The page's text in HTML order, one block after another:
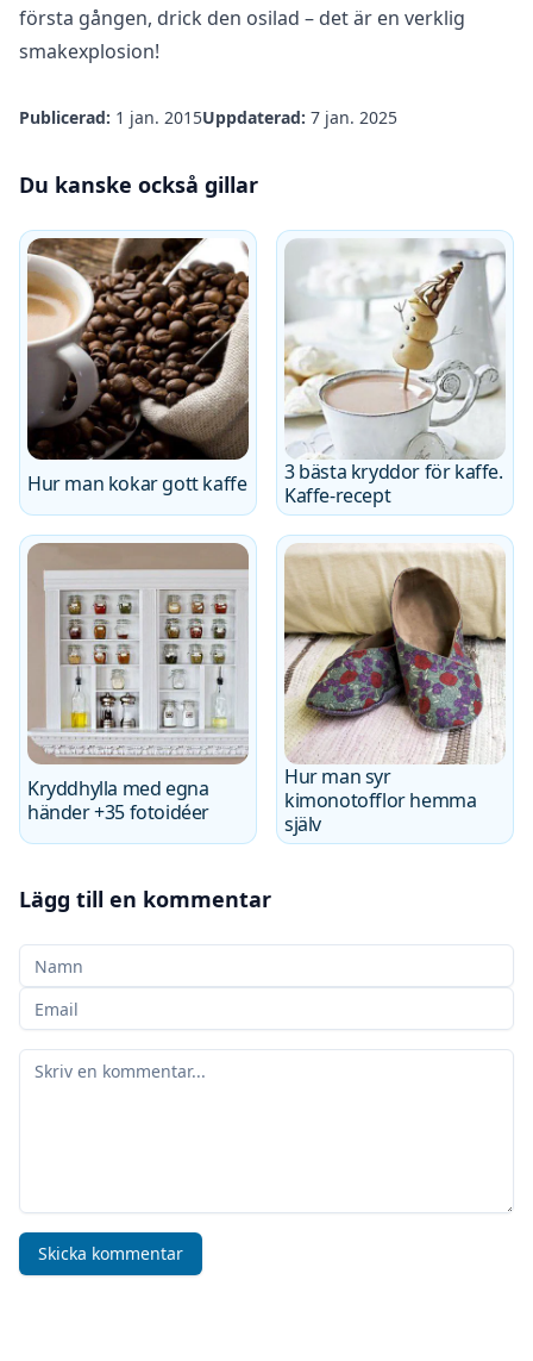
första gången, drick den osilad – det är en verklig
smakexplosion!
Publicerad: 1 jan. 2015Uppdaterad: 7 jan. 2025
Du kanske också gillar
Hur man kokar gott kaffe
3 bästa kryddor för kaffe.
Kaffe-recept
Kryddhylla med egna
händer +35 fotoidéer
Hur man syr
kimonotofflor hemma
själv
Lägg till en kommentar
Ditt namn
Din e-postadress
Din kommentar
Skicka kommentar